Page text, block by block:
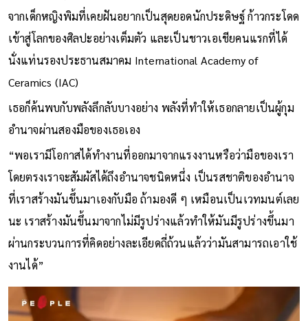
จากเด็กหญิงพิมที่เคยฝันอยากเป็นสุดยอดนักประดิษฐ์ ก้าวกระโดด
เข้าสู่โลกของศิลปะอย่างเต็มตัว และเป็นชาวเอเชียคนแรกที่ได้
นั่งแท่นรองประธานสมาคม International Academy of
Ceramics (IAC)
เธอก็ค้นพบกับพลังลึกลับบางอย่าง พลังที่ทำให้เธอกลายเป็นผู้กุม
อำนาจผ่านสองมือของเธอเอง
“พอเรามีโอกาสได้ทำงานที่ออกมาจากแรงงานหรือว่ามือของเรา
โดยตรงเราจะสัมผัสได้ถึงอำนาจชนิดหนึ่ง เป็นรสชาติของอำนาจ
ที่เราสร้างมันขึ้นมาเองกับมือ ถ้ามองดี ๆ เหมือนเป็นเวทมนต์เลย
นะ เราสร้างมันขึ้นมาจากไม่มีรูปร่างแล้วทำให้มันมีรูปร่างขึ้นมา
ผ่านกระบวนการที่คิดอย่างละเอียดถี่ถ้วนแล้วว่ามันสามารถเอาใช้
งานได้”